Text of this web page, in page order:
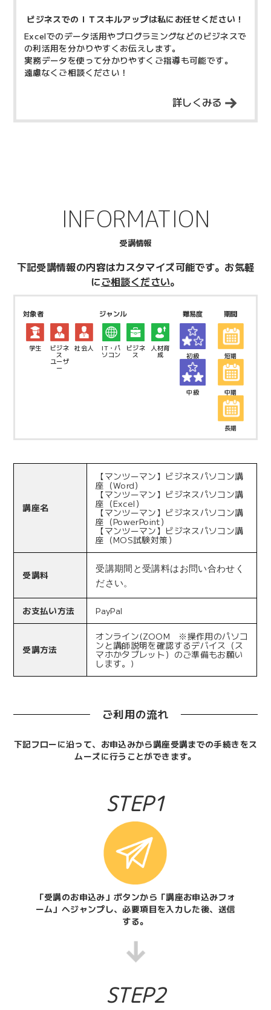
ビジネスでのＩＴスキルアップは私にお任せください！
Excelでのデータ活用やプログラミングなどのビジネスで
の利活用を分かりやすくお伝えします。
実務データを使って分かりやすくご指導も可能です。
遠慮なくご相談ください！
詳しくみる
INFORMATION
受講情報
下記受講情報の内容はカスタマイズ可能です。 お気軽
にご相談ください。
対象者
学生 ビジネ
ス
ユーザ
ー
社会人
ジャンル
IT・パ
ソコン
ビジネ
ス
人材育
成
難易度
初級
中級
期間
短期
中期
長期
講座名
【マンツーマン】ビジネスパソコン講
座（Word）
【マンツーマン】ビジネスパソコン講
座（Excel）
【マンツーマン】ビジネスパソコン講
座（PowerPoint）
【マンツーマン】ビジネスパソコン講
座（MOS試験対策）
受講料
受講期間と受講料はお問い合わせく
ださい。
お支払い方法 PayPal
受講方法
オンライン(ZOOM ※操作用のパソコ
ンと講師説明を確認するデバイス（ス
マホかタブレット）のご準備もお願い
します。)
ご利用の流れ
下記フローに沿って、お申込みから講座受講までの手続きをス
ムーズに行うことができます。
STEP1
「受講のお申込み」ボタンから「講座お申込みフォ
ーム」へジャンプし、必要項目を入力した後、送信
する。
STEP2